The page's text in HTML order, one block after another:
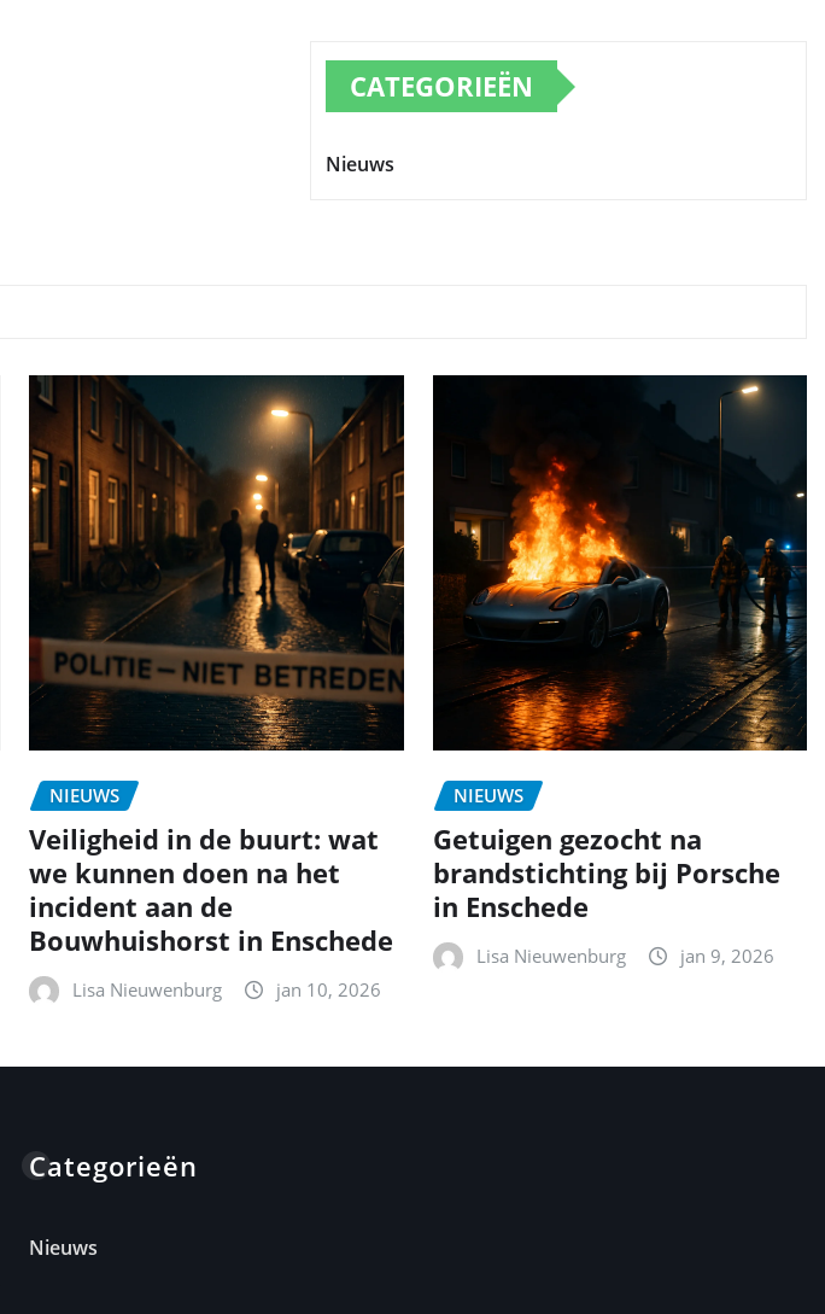
CATEGORIEËN
Nieuws
NIEUWS
Veiligheid in de buurt: wat
we kunnen doen na het
incident aan de
Bouwhuishorst in Enschede
Lisa Nieuwenburg jan 10, 2026
NIEUWS
Getuigen gezocht na
brandstichting bij Porsche
in Enschede
Lisa Nieuwenburg jan 9, 2026
Categorieën
Nieuws